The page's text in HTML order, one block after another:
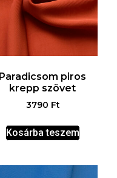
Paradicsom piros
krepp szövet
3790 Ft
Kosárba teszem